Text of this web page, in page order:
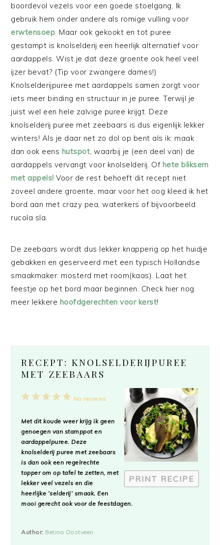
boordevol vezels voor een goede stoelgang. Ik
gebruik hem onder andere als romige vulling voor
erwtensoep . Maar ook gekookt en tot puree
gestampt is knolselderij een heerlijk alternatief voor
aardappels. Wist je dat deze groente ook heel veel
ijzer bevat? (Tip voor zwangere dames!)
Knolselderijpuree met aardappels samen zorgt voor
iets meer binding en structuur in je puree. Terwijl je
juist wel een hele zalvige puree krijgt. Deze
knolselderij puree met zeebaars is dus eigenlijk lekker
winters! Als je daar net zo dol op bent als ik: maak
dan ook eens hutspot , waarbij je (een deel van) de
aardappels vervangt voor knolselderij. Of hete bliksem
met appels! Voor de rest behoeft dit recept niet
zoveel andere groente, maar voor het oog kleed ik het
bord aan met crazy pea, waterkers of bijvoorbeeld
rucola sla.
De zeebaars wordt dus lekker knapperig op het huidje
gebakken en geserveerd met een typisch Hollandse
smaakmaker: mosterd met room(kaas). Laat het
feestje op het bord maar beginnen. Check hier nog
meer lekkere hoofdgerechten voor kerst!
RECEPT: KNOLSELDERIJPUREE
MET ZEEBAARS
PRINT RECIPE
5
4
3
2
1
No reviews
Met dit koude weer krijg ik geen
genoegen van stamppot en
aardappelpuree. Deze
knolselderij puree met zeebaars
is dan ook een regelrechte
topper om op tafel te zetten, met
lekker veel vezels en die
heerlijke ‘selderij’ smaak. Een
mooi gerecht ook voor de feestdagen.
Author: Betina Oostveen